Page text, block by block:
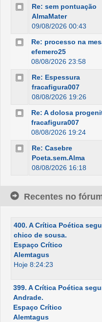
Re: sem pontuação
AlmaMater
09/08/2026 00:43
Re: processo na
efemero25
08/08/2026 23:58
Re: Espessura
fracafigura007
08/08/2026 19:26
Re: A dolosa
fracafigura007
08/08/2026 19:24
Re: Casebre
Poeta.sem.Alma
08/08/2026 16:18
Recentes no
400. A Crítica Poética
chico de sousa.
Espaço Crítico
Alemtagus
Hoje 8:24:23
399. A Crítica Poética
Andrade.
Espaço Crítico
Alemtagus